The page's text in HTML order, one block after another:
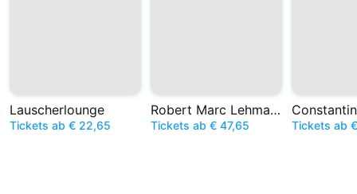
Lauscherlounge
Tickets ab € 22,65
Robert Marc Lehmann
Tickets ab € 47,65 Tickets ab